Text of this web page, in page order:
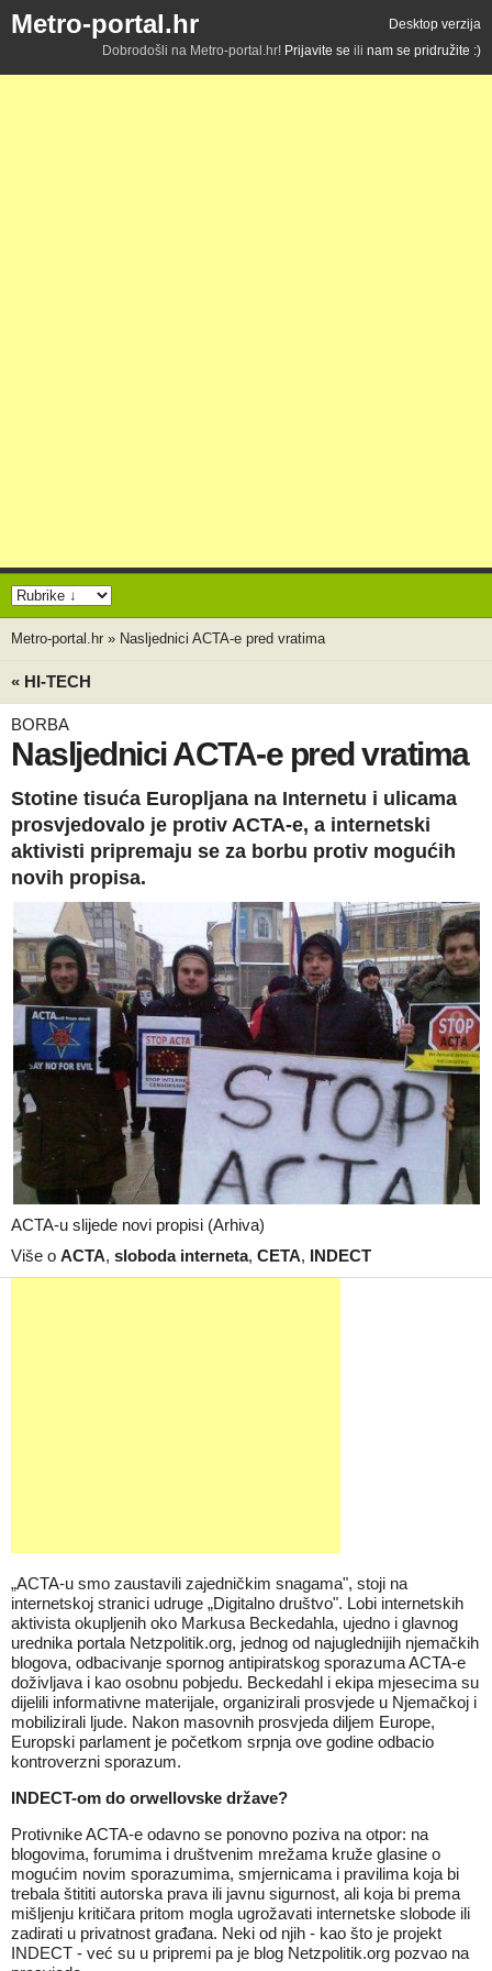
Metro-portal.hr
Desktop verzija
Dobrodošli na Metro-portal.hr! Prijavite se ili nam se pridružite :)
Metro-portal.hr » Nasljednici ACTA-e pred vratima
« HI-TECH
BORBA
Nasljednici ACTA-e pred vratima
Stotine tisuća Europljana na Internetu i ulicama
prosvjedovalo je protiv ACTA-e, a internetski
aktivisti pripremaju se za borbu protiv mogućih
novih propisa.
ACTA-u slijede novi propisi (Arhiva)
Više o ACTA, sloboda interneta, CETA, INDECT
„ACTA-u smo zaustavili zajedničkim snagama", stoji na
internetskoj stranici udruge „Digitalno društvo". Lobi internetskih
aktivista okupljenih oko Markusa Beckedahla, ujedno i glavnog
urednika portala Netzpolitik.org, jednog od najuglednijih njemačkih
blogova, odbacivanje spornog antipiratskog sporazuma ACTA-e
doživljava i kao osobnu pobjedu. Beckedahl i ekipa mjesecima su
dijelili informativne materijale, organizirali prosvjede u Njemačkoj i
mobilizirali ljude. Nakon masovnih prosvjeda diljem Europe,
Europski parlament je početkom srpnja ove godine odbacio
kontroverzni sporazum.
INDECT-om do orwellovske države?
Protivnike ACTA-e odavno se ponovno poziva na otpor: na
blogovima, forumima i društvenim mrežama kruže glasine o
mogućim novim sporazumima, smjernicama i pravilima koja bi
trebala štititi autorska prava ili javnu sigurnost, ali koja bi prema
mišljenju kritičara pritom mogla ugrožavati internetske slobode ili
zadirati u privatnost građana. Neki od njih - kao što je projekt
INDECT - već su u pripremi pa je blog Netzpolitik.org pozvao na